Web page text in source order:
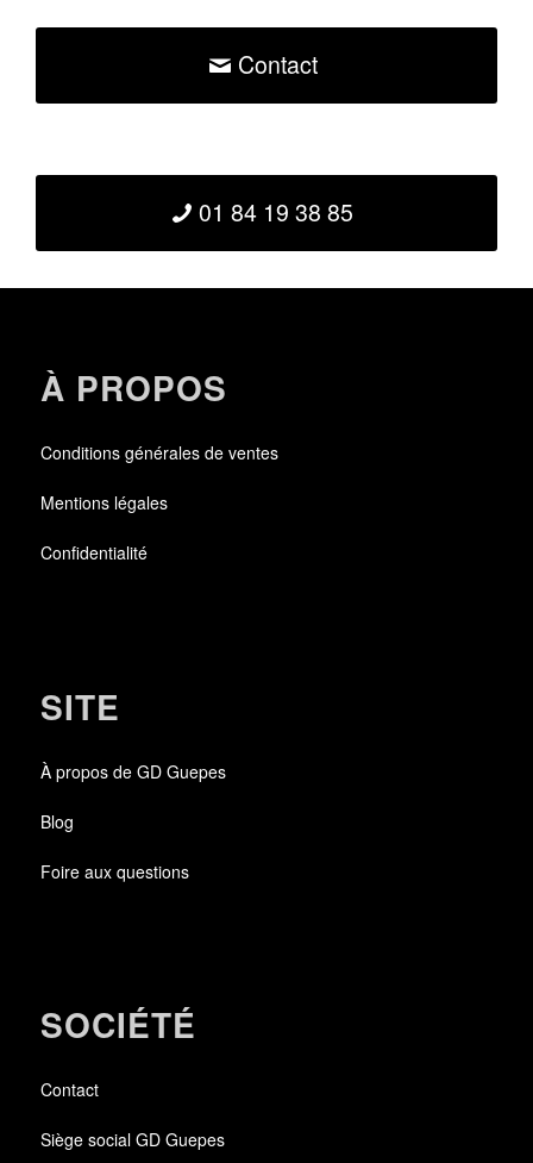
Contact
01 84 19 38 85
À PROPOS
Conditions générales de ventes
Mentions légales
Confidentialité
SITE
À propos de GD Guepes
Blog
Foire aux questions
SOCIÉTÉ
Contact
Siège social GD Guepes